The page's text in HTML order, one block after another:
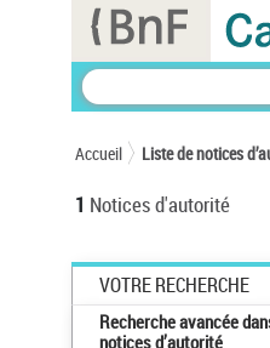
Accueil Liste de notices
1 Notices d'autorité
VOTRE RECHERCHE
Recherche avancée
notices d’autorité
Panneau de gestion des cookies